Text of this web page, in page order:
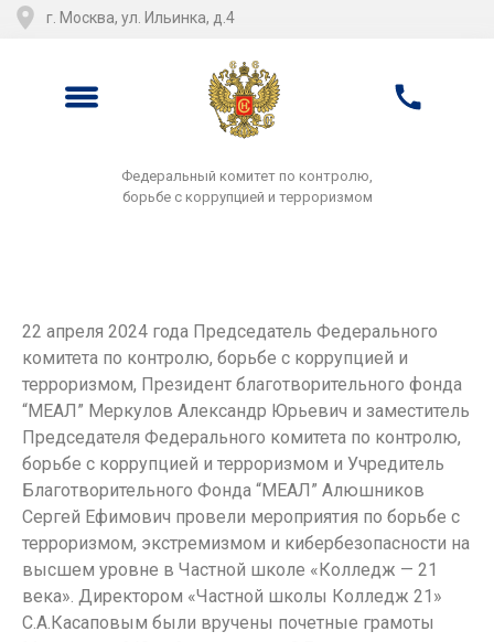
г. Москва, ул. Ильинка, д.4
Федеральный комитет по контролю,
борьбе с коррупцией и терроризмом
22 апреля 2024 года Председатель Федерального
комитета по контролю, борьбе с коррупцией и
терроризмом, Президент благотворительного фонда
“МЕАЛ” Меркулов Александр Юрьевич и заместитель
Председателя Федерального комитета по контролю,
борьбе с коррупцией и терроризмом и Учредитель
Благотворительного Фонда “МЕАЛ” Алюшников
Сергей Ефимович провели мероприятия по борьбе с
терроризмом, экстремизмом и кибербезопасности на
высшем уровне в Частной школе «Колледж — 21
века». Директором «Частной школы Колледж 21»
С.А.Касаповым были вручены почетные грамоты